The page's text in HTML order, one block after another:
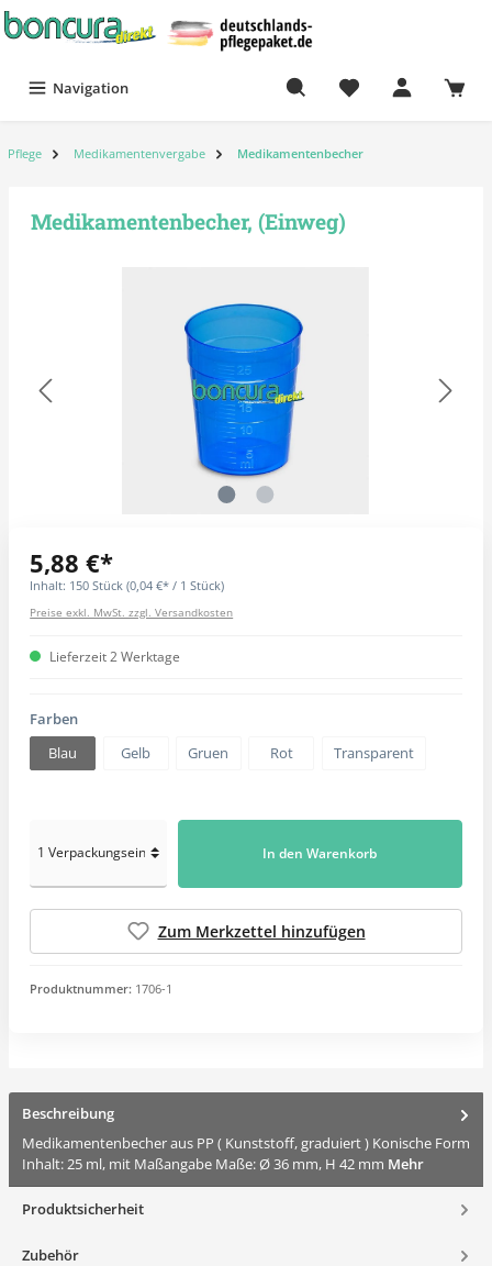
Navigation
Pflege Medikamentenvergabe Medikamentenbecher
Medikamentenbecher, (Einweg)
5,88 €*
Inhalt: 150 Stück(0,04 €* / 1 Stück)
Preise exkl. MwSt. zzgl. Versandkosten
Lieferzeit 2 Werktage
Farben
Blau
Gelb Gruen Rot Transparent
In den Warenkorb
Zum Merkzettel hinzufügen
Produktnummer: 1706-1
Beschreibung
Medikamentenbecher aus PP ( Kunststoff, graduiert ) Konische Form
Inhalt: 25 ml, mit Maßangabe Maße: Ø 36 mm, H 42 mm Mehr
Produktsicherheit
Zubehör